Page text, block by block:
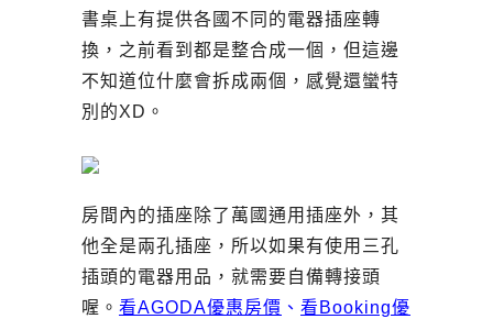
書桌上有提供各國不同的電器插座轉
換，之前看到都是整合成一個，但這邊
不知道位什麼會拆成兩個，感覺還蠻特
別的XD。
房間內的插座除了萬國通用插座外，其
他全是兩孔插座，所以如果有使用三孔
插頭的電器用品，就需要自備轉接頭
喔。 看AGODA優惠房價 、 看Booking優